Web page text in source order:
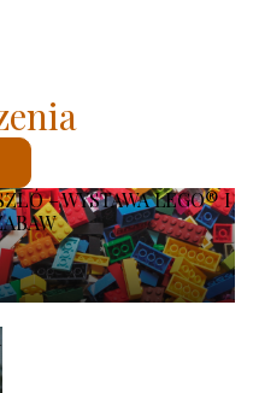
– WYSTAWA LEGO® I